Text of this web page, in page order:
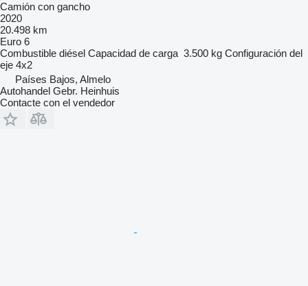
Camión con gancho
2020
20.498 km
Euro 6
Combustible diésel Capacidad de carga 3.500 kg Configuración del
eje 4x2
Países Bajos, Almelo
Autohandel Gebr. Heinhuis
Contacte con el vendedor